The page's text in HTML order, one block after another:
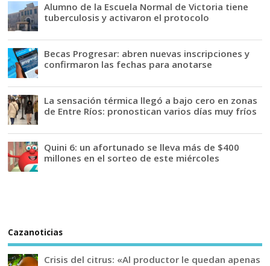
Alumno de la Escuela Normal de Victoria tiene
tuberculosis y activaron el protocolo
Becas Progresar: abren nuevas inscripciones y
confirmaron las fechas para anotarse
La sensación térmica llegó a bajo cero en zonas
de Entre Ríos: pronostican varios días muy fríos
Quini 6: un afortunado se lleva más de $400
millones en el sorteo de este miércoles
Cazanoticias
Crisis del citrus: «Al productor le quedan apenas